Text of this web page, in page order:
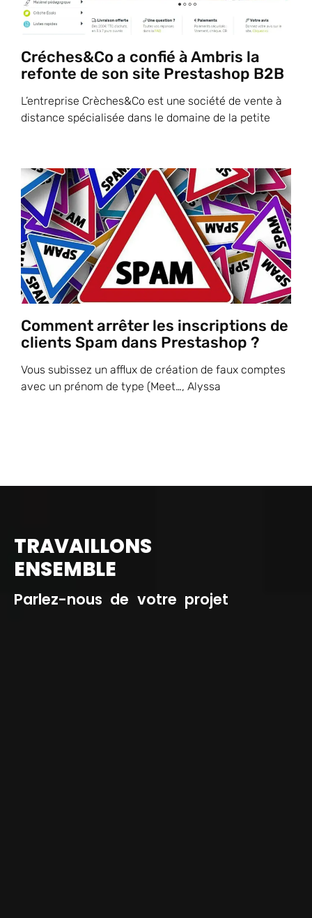
Créches&Co a confié à Ambris la
refonte de son site Prestashop B2B
L’entreprise Crèches&Co est une société de vente à
distance spécialisée dans le domaine de la petite
Comment arrêter les inscriptions de
clients Spam dans Prestashop ?
Vous subissez un afflux de création de faux comptes
avec un prénom de type (Meet…, Alyssa
TRAVAILLONS
ENSEMBLE
Parlez-nous de votre projet